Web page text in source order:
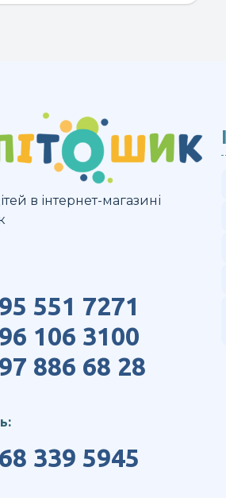
в інтернет-магазині
551 7271
106 3100
886 68 28
339 5945